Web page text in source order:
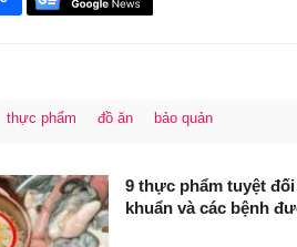
thực phẩm đồ ăn bảo quản
9 thực phẩm tuyệt
khuẩn và các bệnh